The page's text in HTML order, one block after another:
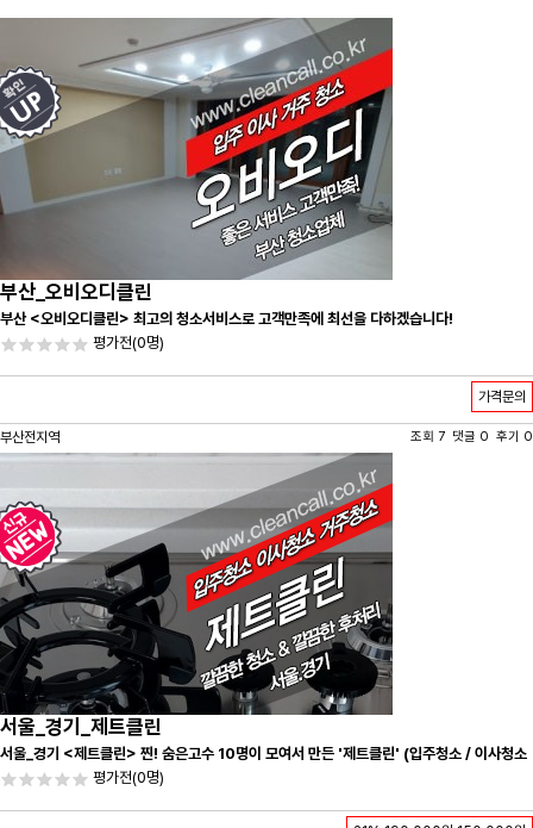
부산_오비오디클린
부산 <오비오디클린> 최고의 청소서비스로 고객만족에 최선을 다하겠습니다!
평가전(0명)
가격문의
부산전지역 조회 7 댓글 0 후기 0
서울_경기_제트클린
서울_경기 <제트클린> 찐! 숨은고수 10명이 모여서 만든 '제트클린' (입주청소 / 이사청소
/ 줄눈시공) 항상 꼼꼼하게 친절하게 응대하겠습니다^-^
평가전(0명)